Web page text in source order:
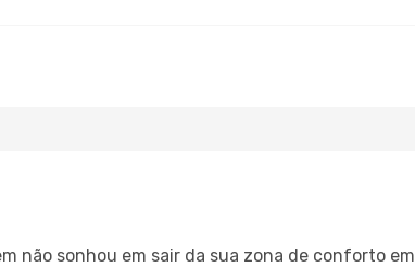
não sonhou em sair da sua zona de conforto em